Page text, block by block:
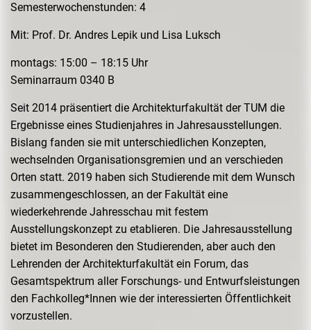
Semesterwochenstunden: 4
Mit: Prof. Dr. Andres Lepik und Lisa Luksch
montags: 15:00 – 18:15 Uhr
Seminarraum 0340 B
Seit 2014 präsentiert die Architekturfakultät der TUM die
Ergebnisse eines Studienjahres in Jahresausstellungen.
Bislang fanden sie mit unterschiedlichen Konzepten,
wechselnden Organisationsgremien und an verschieden
Orten statt. 2019 haben sich Studierende mit dem Wunsch
zusammengeschlossen, an der Fakultät eine
wiederkehrende Jahresschau mit festem
Ausstellungskonzept zu etablieren. Die Jahresausstellung
bietet im Besonderen den Studierenden, aber auch den
Lehrenden der Architekturfakultät ein Forum, das
Gesamtspektrum aller Forschungs- und Entwurfsleistungen
den Fachkolleg*Innen wie der interessierten Öffentlichkeit
vorzustellen.